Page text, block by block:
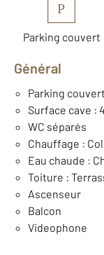
P
Parking couvert
Général
Parking
Surface cave :
WC séparés
Chauffage :
Eau chaude :
Toiture :
Ascenseur
Balcon
Videophone